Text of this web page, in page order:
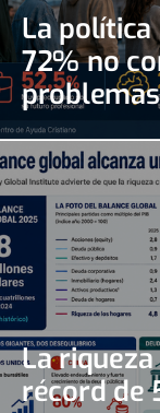
La política
72% no
problemas
La
récord de